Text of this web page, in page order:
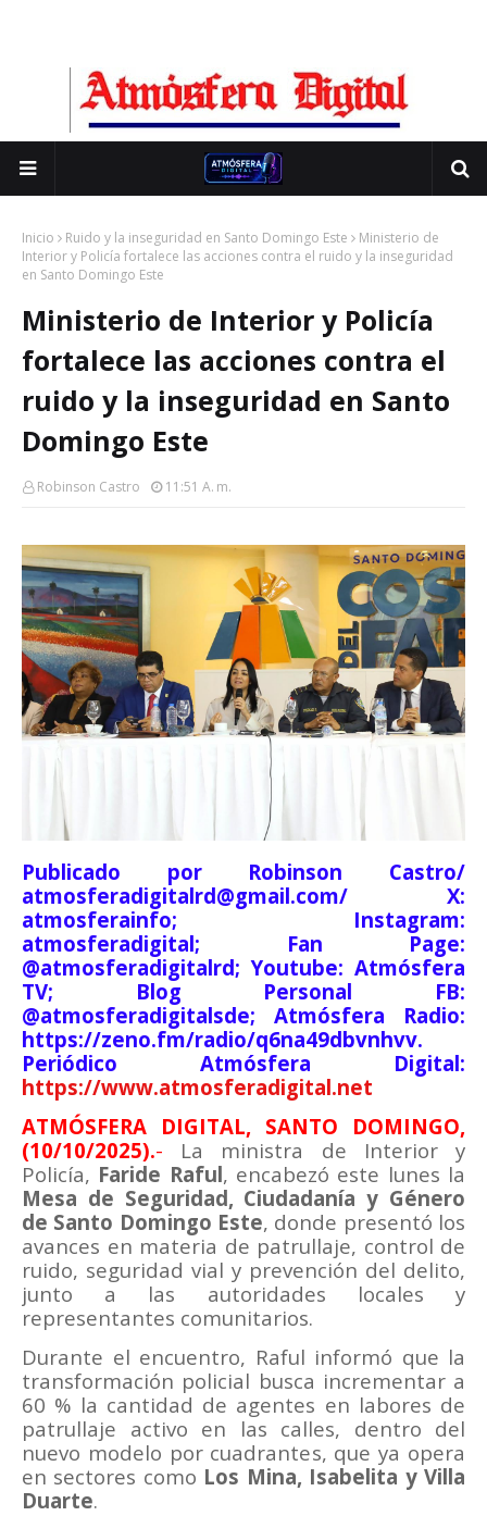
Inicio Ruido y la inseguridad en Santo Domingo Este
Ministerio de
Interior y Policía fortalece las acciones contra el ruido y la inseguridad
en Santo Domingo Este
Ministerio de Interior y Policía
fortalece las acciones contra el
ruido y la inseguridad en Santo
Domingo Este
Robinson Castro 11:51 A. M.
Publicado por Robinson Castro/
atmosferadigitalrd@gmail.com/ X:
atmosferainfo; Instagram:
atmosferadigital; Fan Page:
@atmosferadigitalrd; Youtube: Atmósfera
TV; Blog Personal FB:
@atmosferadigitalsde; Atmósfera Radio:
https://zeno.fm/radio/q6na49dbvnhvv.
Periódico Atmósfera Digital:
https://www.atmosferadigital.net
ATMÓSFERA DIGITAL, SANTO DOMINGO,
(10/10/2025).- La ministra de Interior y
Policía, Faride Raful, encabezó este lunes la
Mesa de Seguridad, Ciudadanía y Género
de Santo Domingo Este, donde presentó los
avances en materia de patrullaje, control de
ruido, seguridad vial y prevención del delito,
junto a las autoridades locales y
representantes comunitarios.
Durante el encuentro, Raful informó que la
transformación policial busca incrementar a
60 % la cantidad de agentes en labores de
patrullaje activo en las calles, dentro del
nuevo modelo por cuadrantes, que ya opera
en sectores como Los Mina, Isabelita y Villa
Duarte.